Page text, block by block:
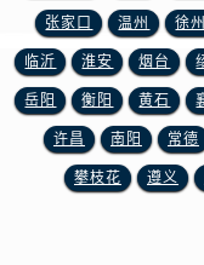
张家口 温州 徐州
临沂 淮安 烟台
岳阳 衡阳 黄石
许昌 南阳 常德
攀枝花 遵义